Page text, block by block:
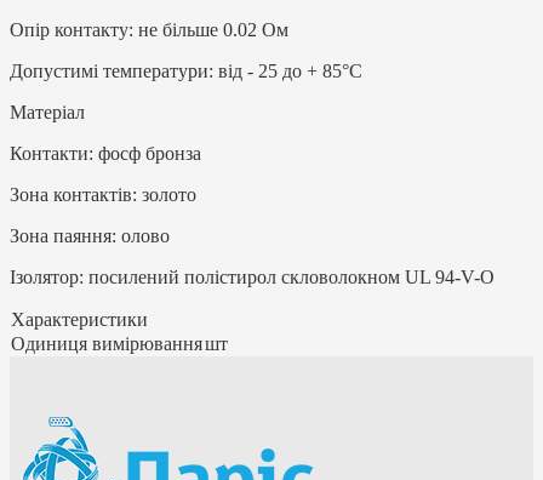
Опір контакту: не більше 0.02 Ом
Допустимі температури: від - 25 до + 85°С
Матеріал
Контакти: фосф бронза
Зона контактів: золото
Зона паяння: олово
Ізолятор: посилений полістирол скловолокном UL 94-V-O
Характеристики
Одиниця вимірюванняшт